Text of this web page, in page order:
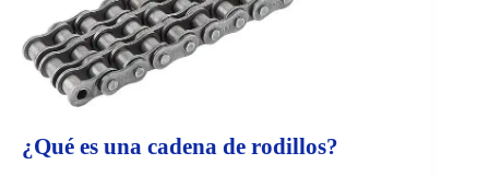
¿Qué es una cadena de rodillos?